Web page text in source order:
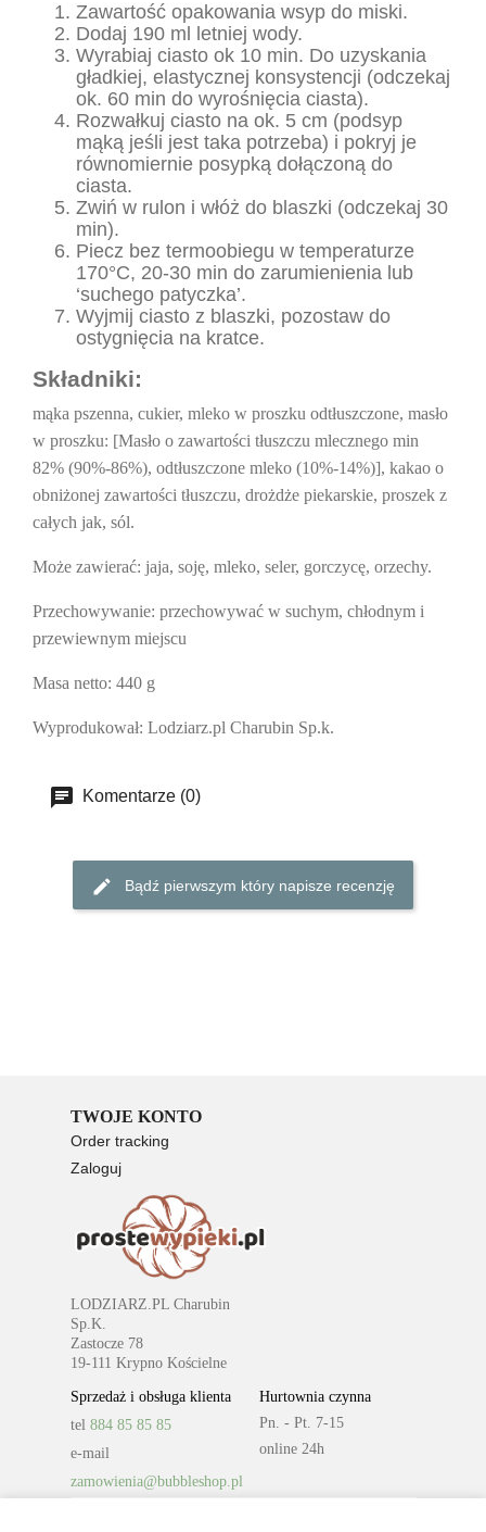
Zawartość opakowania wsyp do miski.
Dodaj 190 ml letniej wody.
Wyrabiaj ciasto ok 10 min. Do uzyskania
gładkiej, elastycznej konsystencji (odczekaj
ok. 60 min do wyrośnięcia ciasta).
Rozwałkuj ciasto na ok. 5 cm (podsyp
mąką jeśli jest taka potrzeba) i pokryj je
równomiernie posypką dołączoną do
ciasta.
Zwiń w rulon i włóż do blaszki (odczekaj 30
min).
Piecz bez termoobiegu w temperaturze
170°C, 20-30 min do zarumienienia lub
‘suchego patyczka’.
Wyjmij ciasto z blaszki, pozostaw do
ostygnięcia na kratce.
Składniki:
mąka pszenna, cukier, mleko w proszku odtłuszczone, masło
w proszku: [Masło o zawartości tłuszczu mlecznego min
82% (90%-86%), odtłuszczone mleko (10%-14%)], kakao o
obniżonej zawartości tłuszczu, drożdże piekarskie, proszek z
całych jak, sól.
Może zawierać: jaja, soję, mleko, seler, gorczycę, orzechy.
Przechowywanie: przechowywać w suchym, chłodnym i
przewiewnym miejscu
Masa netto: 440 g
Wyprodukował: Lodziarz.pl Charubin Sp.k.
Komentarze (0)
Bądź pierwszym który napisze recenzję
TWOJE KONTO
Order tracking
Zaloguj
Rejestracja
LODZIARZ.PL Charubin
Sp.K.
Zastocze 78
19-111 Krypno Kościelne
Sprzedaż i obsługa klienta
tel 884 85 85 85
e-mail
zamowienia@bubbleshop.pl
Hurtownia czynna
Pn. - Pt. 7-15
online 24h